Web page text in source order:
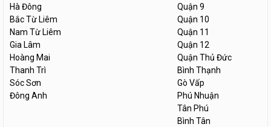
Hà Đông
Bắc Từ Liêm
Nam Từ Liêm
Gia Lâm
Hoàng Mai
Thanh Trì
Sóc Sơn
Đông Anh
Quận 9
Quận 10
Quận 11
Quận 12
Quận Thủ Đức
Bình Thạnh
Gò Vấp
Phú Nhuận
Tân Phú
Bình Tân